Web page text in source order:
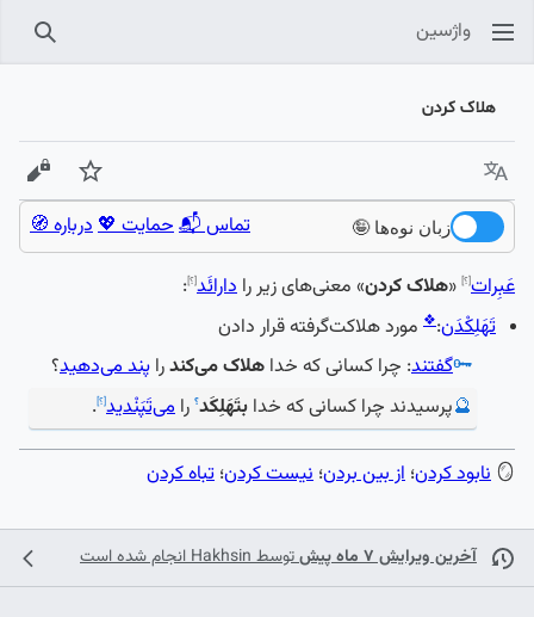
واژسین
هلاک کردن
زبان پیگیری
زبان نوه‌ها 🤪 تماس 📬حمایت 💖درباره 🧭
عَبِرات[؟] «هلاک کردن» معنی‌های زیر را دارائَد[؟]:
تَهَلِکْدَن:
❖ مورد هلاکت‌گرفته قرار دادن
🗝️گفتند: چرا کسانی که خدا هلاک می‌کندرا پند می‌دهید؟
🔮پرسیدند چرا کسانی که خدا بتَهَلِکَد؟ را می‌تَپَنْدید[؟].
🪞 نابود کردن؛ از بین بردن؛ نیست کردن؛ تباه کردن
آخرین ویرایش ۷ ماه پیش توسطHakhsinانجام شده است